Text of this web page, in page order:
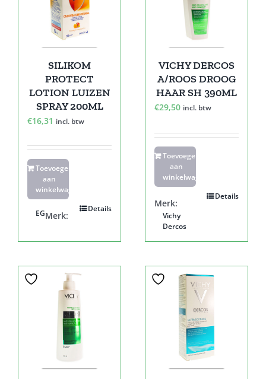
SILIKOM
PROTECT
LOTION LUIZEN
SPRAY 200ML
€16,31 incl. btw
Toevoegen
aan
winkelwagen
Details
Merk:
EG
VICHY DERCOS
A/ROOS DROOG
HAAR SH 390ML
€29,50 incl. btw
Toevoegen
aan
winkelwagen
Details
Merk:
Vichy
Dercos